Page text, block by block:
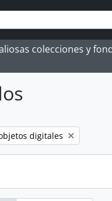
colecciones y
filter:digitales